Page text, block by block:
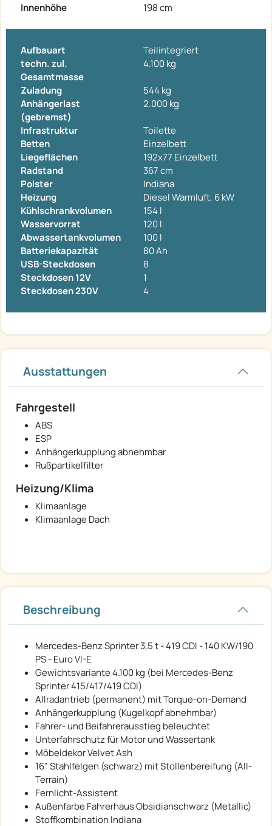
Innenhöhe
198 cm
Aufbauart
Teilintegriert
techn. zul.
Gesamtmasse
4.100 kg
Zuladung
544 kg
Anhängerlast
(gebremst)
2.000 kg
Infrastruktur
Toilette
Betten
Einzelbett
Liegeflächen
192x77 Einzelbett
Radstand
367 cm
Polster
Indiana
Heizung
Diesel Warmluft, 6 kW
Kühlschrankvolumen
154 l
Wasservorrat
120 l
Abwassertankvolumen
100 l
Batteriekapazität
80 Ah
USB-Steckdosen
8
Steckdosen 12V
1
Steckdosen 230V
4
Ausstattungen
Fahrgestell
ABS
ESP
Anhängerkupplung abnehmbar
Rußpartikelfilter
Heizung/Klima
Klimaanlage
Klimaanlage Dach
Beschreibung
Mercedes-Benz Sprinter 3,5 t - 419 CDI - 140 KW/190
PS - Euro VI-E
Gewichtsvariante 4.100 kg (bei Mercedes-Benz
Sprinter 415/417/419 CDI)
Allradantrieb (permanent) mit Torque-on-Demand
Anhängerkupplung (Kugelkopf abnehmbar)
Fahrer- und Beifahrerausstieg beleuchtet
Unterfahrschutz für Motor und Wassertank
Möbeldekor Velvet Ash
16" Stahlfelgen (schwarz) mit Stollenbereifung (All-
Terrain)
Fernlicht-Assistent
Außenfarbe Fahrerhaus Obsidianschwarz (Metallic)
Stoffkombination Indiana